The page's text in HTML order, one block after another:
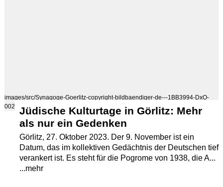
images/src/Synagoge-Goerlitz-copyright-bildbaendiger-de---1BB3994-DxO-
002.jpgJüdische Kulturtage in Görlitz: Mehr
als nur ein Gedenken
Görlitz, 27. Oktober 2023. Der 9. November ist ein
Datum, das im kollektiven Gedächtnis der Deutschen tief
verankert ist. Es steht für die Pogrome von 1938, die A...
...mehr